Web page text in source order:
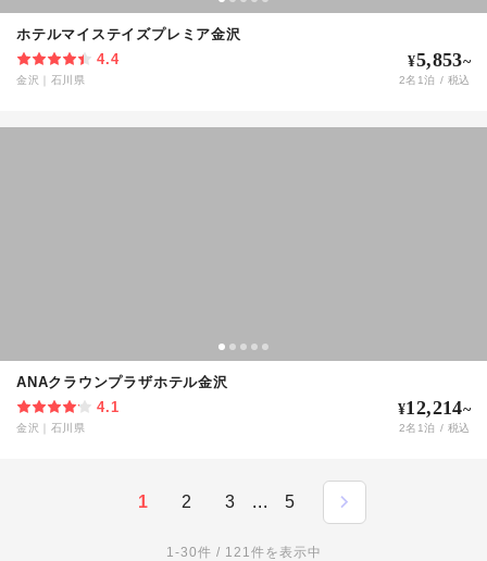
ホテルマイステイズプレミア金沢
4.4
金沢 石川県
¥5,853~
2名 1泊 / 税込
ANAクラウンプラザホテル金沢
4.1
金沢 石川県
¥12,214~
2名 1泊 / 税込
1 2 3 ... 5
1-30件 / 121件を表示中